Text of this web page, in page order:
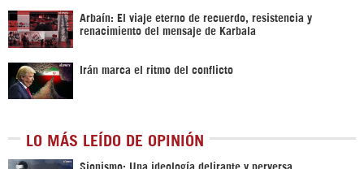
Arbaín: El viaje eterno de recuerdo, resistencia y
renacimiento del mensaje de Karbala
Irán marca el ritmo del conflicto
LO MÁS LEÍDO DE OPINIÓN
Sionismo: Una ideología delirante y perversa